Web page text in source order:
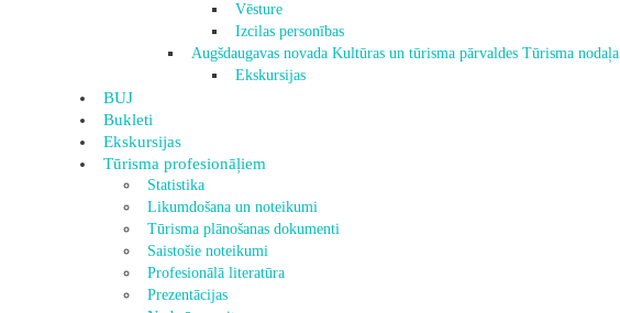
Vēsture
Izcilas personības
Augšdaugavas novada Kultūras un tūrisma pārvaldes Tūrisma nodaļa
Ekskursijas
BUJ
Bukleti
Ekskursijas
Tūrisma profesionāļiem
Statistika
Likumdošana un noteikumi
Tūrisma plānošanas dokumenti
Saistošie noteikumi
Profesionālā literatūra
Prezentācijas